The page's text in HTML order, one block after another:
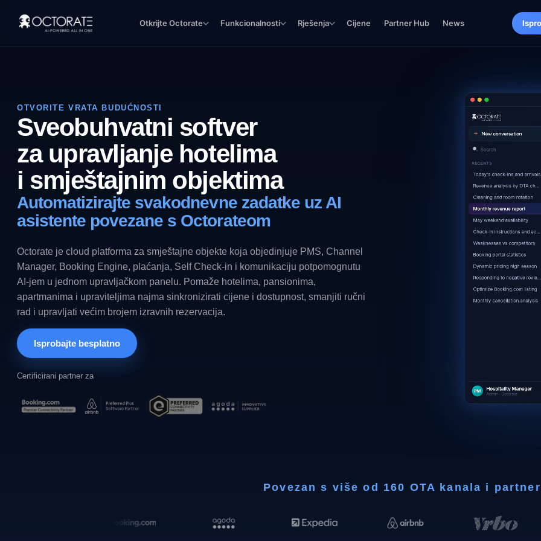
Otkrijte Octorate Funkcionalnosti Rješenja Cijene Partner Hub News
OTVORITE VRATA BUDUĆNOSTI
Sveobuhvatni softver
za upravljanje hotelima
i smještajnim objektima
Automatizirajte svakodnevne zadatke uz AI
asistente povezane s Octorateom
Octorate je cloud platforma za smještajne objekte koja objedinjuje PMS, Channel
Manager, Booking Engine, plaćanja, Self Check-in i komunikaciju potpomognutu
AI-jem u jednom upravljačkom panelu. Pomaže hotelima, pansionima,
apartmanima i upraviteljima najma sinkronizirati cijene i dostupnost, smanjiti ručni
rad i upravljati većim brojem izravnih rezervacija.
Isprobajte besplatno
Certificirani partner za
Povezan s više od 160 OTA kanala i